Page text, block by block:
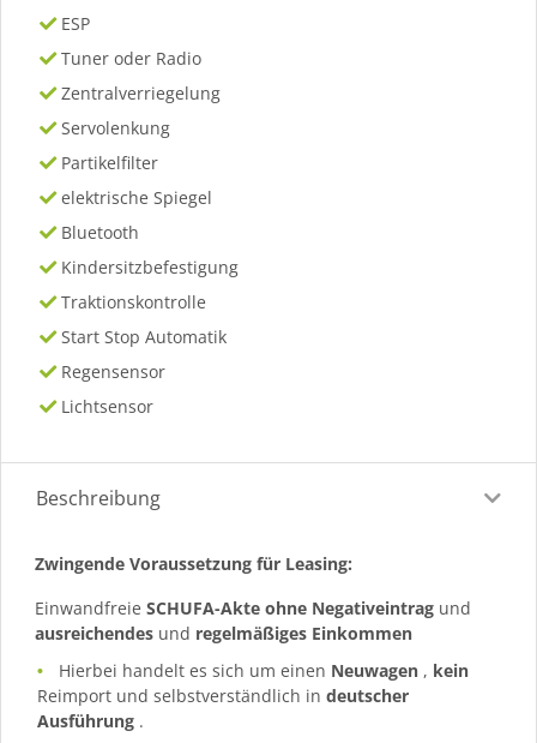
ESP
Tuner oder Radio
Zentralverriegelung
Servolenkung
Partikelfilter
elektrische Spiegel
Bluetooth
Kindersitzbefestigung
Traktionskontrolle
Start Stop Automatik
Regensensor
Lichtsensor
Beschreibung
Zwingende Voraussetzung für Leasing:
Einwandfreie SCHUFA-Akte ohne Negativeintrag und
ausreichendes und regelmäßiges Einkommen
Hierbei handelt es sich um einen Neuwagen , kein
Reimport und selbstverständlich in deutscher
Ausführung .